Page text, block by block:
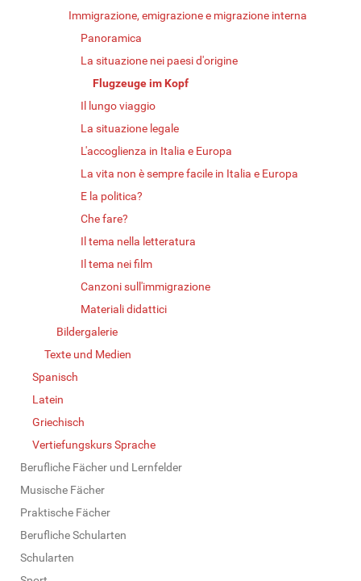
Immigrazione, emigrazione e migrazione interna
Panoramica
La situazione nei paesi d'origine
Flugzeuge im Kopf
Il lungo viaggio
La situazione legale
L'accoglienza in Italia e Europa
La vita non è sempre facile in Italia e Europa
E la politica?
Che fare?
Il tema nella letteratura
Il tema nei film
Canzoni sull'immigrazione
Materiali didattici
Bildergalerie
Texte und Medien
Spanisch
Latein
Griechisch
Vertiefungskurs Sprache
Berufliche Fächer und Lernfelder
Musische Fächer
Praktische Fächer
Berufliche Schularten
Schularten